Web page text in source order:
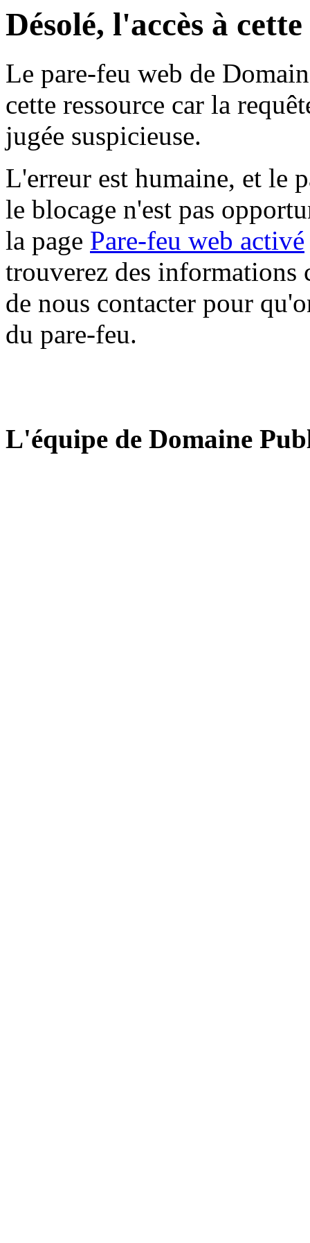
Désolé, l'accès à
Le pare-feu web de
cette ressource car la
jugée suspicieuse.
L'erreur est humaine, et le
le blocage n'est pas
la page Pare-feu web activé
trouverez des informations
de nous contacter pour
du pare-feu.
L'équipe de Domaine